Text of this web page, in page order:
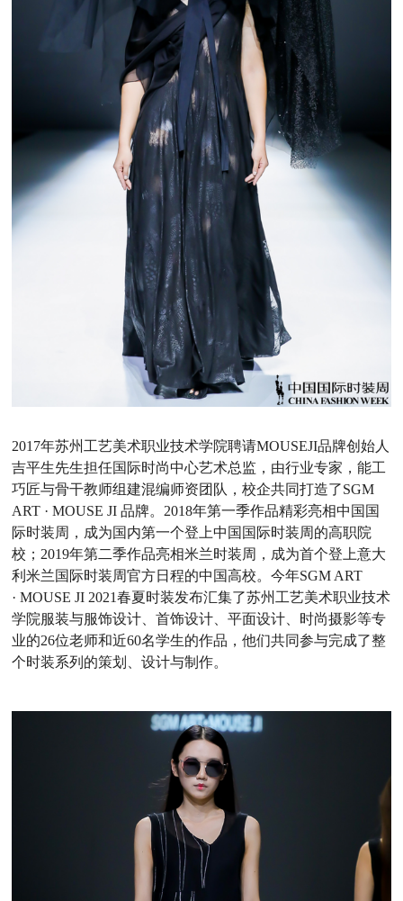
2017年苏州工艺美术职业技术学院聘请MOUSEJI品牌创始人
吉平生先生担任国际时尚中心艺术总监，由行业专家，能工
巧匠与骨干教师组建混编师资团队，校企共同打造了SGM
ART · MOUSE JI品牌。 2018年第一季作品精彩亮相中国国
际时装周，成为国内第一个登上中国国际时装周的高职院
校； 2019年第二季作品亮相米兰时装周，成为首个登上意大
利米兰国际时装周官方日程的中国高校。今年SGM ART
· MOUSE JI 2021春夏时装发布汇集了苏州工艺美术职业技术
学院服装与服饰设计、首饰设计、平面设计、时尚摄影等专
业的26位老师和近60名学生的作品，他们共同参与完成了整
个时装系列的策划、设计与制作。